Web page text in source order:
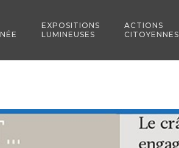
EXPOSITIONS
LUMINEUSES
ACTIONS
CITOYENNES